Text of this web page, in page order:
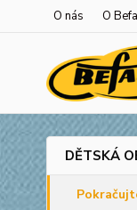
O nás O
DĚTSKÁ